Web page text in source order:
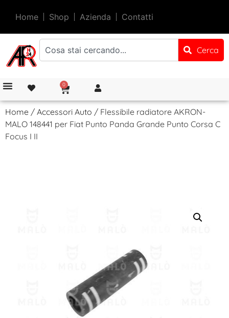
Home Shop Azienda Contatti
Cerca
0
Home / Accessori Auto / Flessibile radiatore AKRON-
MALO 148441 per Fiat Punto Panda Grande Punto Corsa C
Focus I II